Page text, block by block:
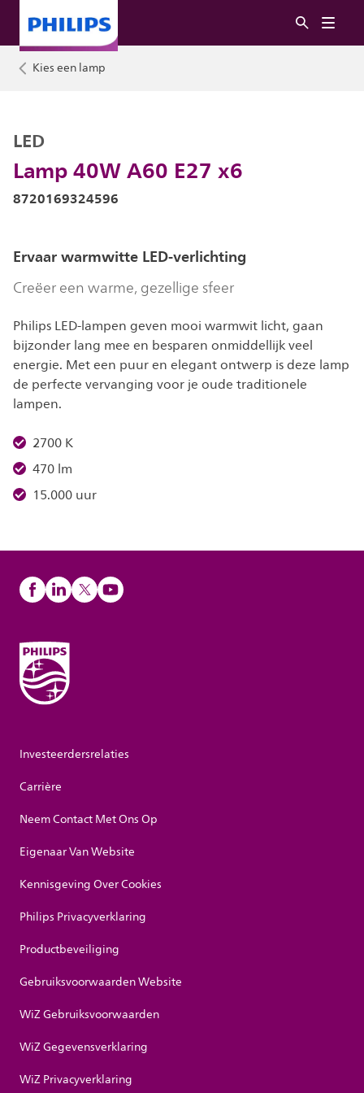
Kies een lamp
Lamp 40W A60 E27 x6
LED
8720169324596
Ervaar warmwitte LED-verlichting
Creëer een warme, gezellige sfeer
Philips LED-lampen geven mooi warmwit licht, gaan
bijzonder lang mee en besparen onmiddellijk veel
energie. Met een puur en elegant ontwerp is deze lamp
de perfecte vervanging voor je oude traditionele
lampen.
2700 K
470 lm
15.000 uur
Investeerdersrelaties
Carrière
Neem Contact Met Ons Op
Eigenaar Van Website
Kennisgeving Over Cookies
Philips Privacyverklaring
Productbeveiliging
Gebruiksvoorwaarden Website
WiZ Gebruiksvoorwaarden
WiZ Gegevensverklaring
WiZ Privacyverklaring